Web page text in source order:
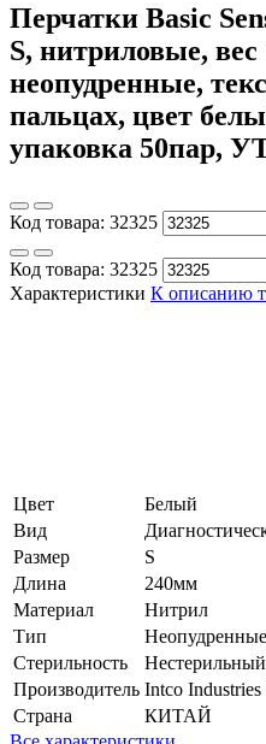
Перчатки Basic
S, нитриловые, вес
неопудренные,
пальцах, цвет
упаковка 50пар,
Код товара: 32325
Код товара: 32325
Характеристики К описанию
Цвет
Белый
Вид
Размер
S
Длина
240мм
Материал
Нитрил
Тип
Неопудренные
Стерильность
Нестерильный
Производитель Intco
Страна
КИТАЙ